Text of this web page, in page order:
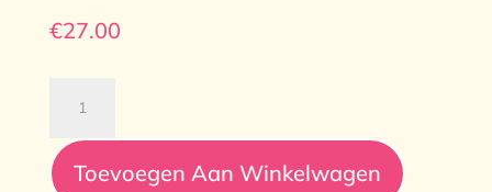
€27.00
Circle
Holders
Toevoegen Aan Winkelwagen